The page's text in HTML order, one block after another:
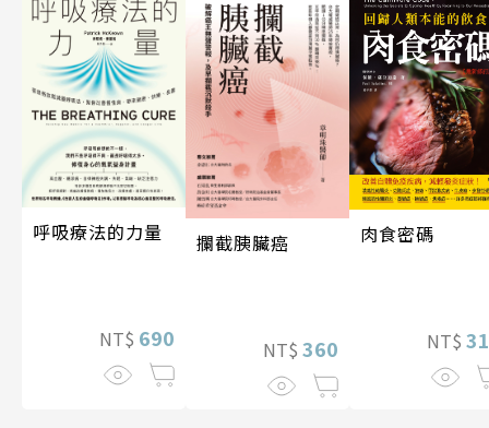
呼吸療法的力量
NT$ 690
攔截胰臟癌
NT$ 360
肉食密碼
NT$